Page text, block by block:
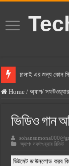
ঢালাই এর জন্য কোন
বসুন্ধরা সিমেন্ট এর
হোলসিম সিমেন্ট দাম
সুপারক্রিট সিমেন্ট দাম
জুডিশিয়াল
Home / অ্যাপ/ সফটওয়্যার
ভিডিও গান
অ্যাপ/ সফটওয়্যার রিভিউ
ভিটমেট ডাউনলোড করব